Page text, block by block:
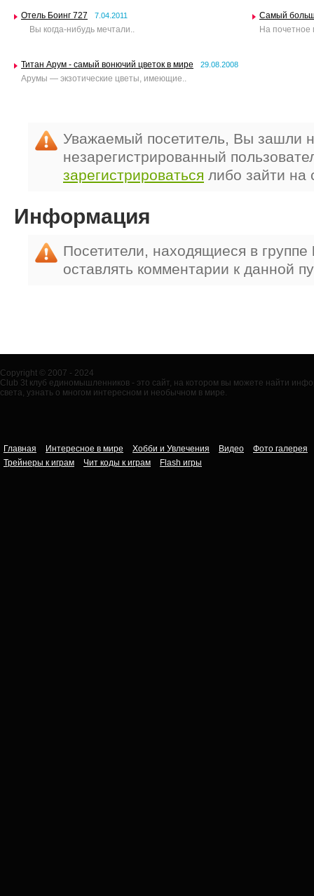
Отель Боинг 727 7.04.2011
Вы когда-нибудь мечтали..
Самый
На почетное
Титан Арум - самый вонючий цветок в мире 29.08.2008
Арумы — экзотические цветы, имеющие..
Уважаемый посетитель, Вы зашли
незарегистрированный
зарегистрироваться либо зайти на
Информация
Посетители, находящиеся в группе
оставлять комментарии к данной
Copyright © 2007 - 2024
Club 3t клуб единомышленников - это сайт, на котором вы можете найти
света, узнать о многом интересном и необычном в мире.
Главная Интересное в мире Хобби и Увлечения Видео
Фото галерея
Трейнеры к играм
Чит коды к играм Flash игры